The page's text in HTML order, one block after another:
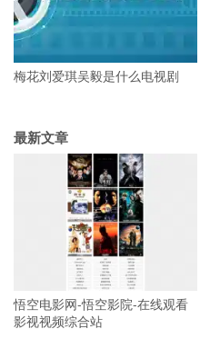
梅花刘爱琪吴毅是什么电视剧
最新文章
悟空电影网-悟空影院-在线观看
影视视频综合站